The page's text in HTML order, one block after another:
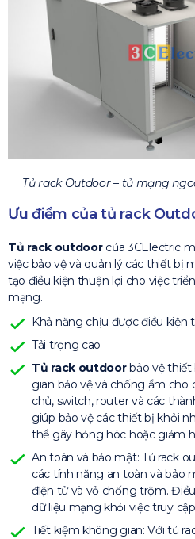
Tủ rack Outdoor – tủ mạng
Ưu điểm của tủ rack
Tủ rack outdoorcủa 3CElectric
việc bảo vệ và quản lý các thiết bị
tạo điều kiện thuận lợi cho việc
mạng.
Khả năng chịu được điều kiện
Tải trọng cao
Tủ rack outdoorbảo vệ thiết
gian bảo vệ và chống ẩm
chủ, switch, router và các
giúp bảo vệ các thiết bị khỏi
thể gây hỏng hóc hoặc giảm
An toàn và bảo mật: Tủ rack
các tính năng an toàn và bảo
điện tử và vỏ chống trộm.
dữ liệu mạng khỏi việc truy
Tiết kiệm không gian: Với tủ